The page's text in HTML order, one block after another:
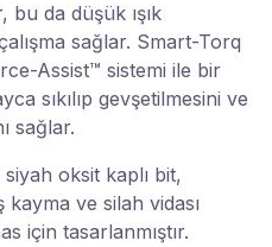
bu da düşük ışık
sağlar. Smart-Torq
Assist™ sistemi ile bir
sıkılıp gevşetilmesini ve
sağlar.
siyah oksit kaplı bit,
kayma ve silah vidası
için tasarlanmıştır.